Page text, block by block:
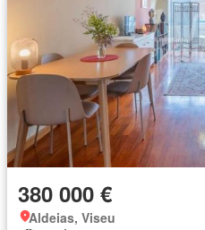
380 000 €
Aldeias, Viseu